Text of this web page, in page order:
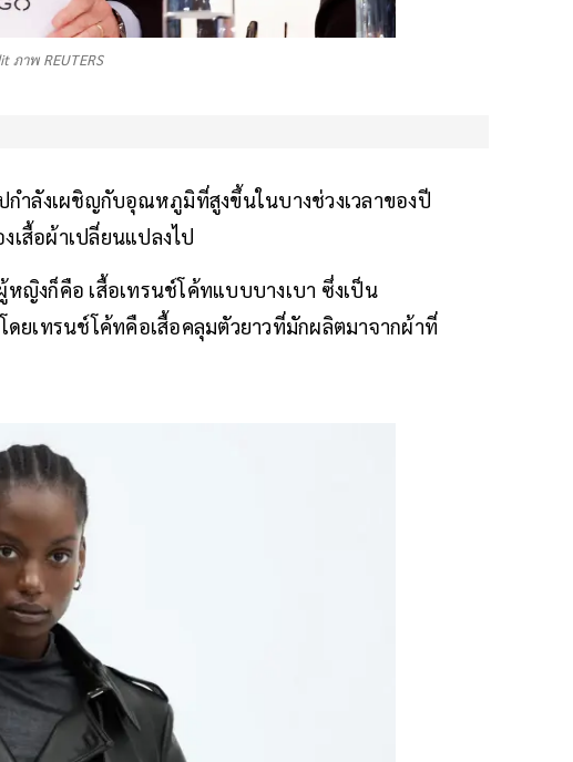
ภาพ REUTERS
ำลังเผชิญกับอุณหภูมิที่สูงขึ้นในบางช่วงเวลาของปี
สื้อผ้าเปลี่ยนแปลงไป
ญิงก็คือ เสื้อเทรนช์โค้ทแบบบางเบา ซึ่งเป็น
ยเทรนช์โค้ทคือเสื้อคลุมตัวยาวที่มักผลิตมาจากผ้าที่